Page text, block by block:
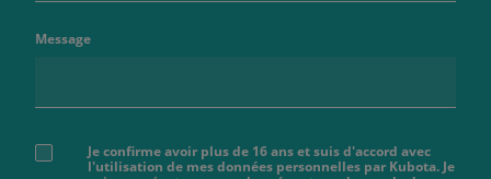
Message
Je confirme avoir plus de 16 ans et suis d'accord avec
l'utilisation de mes données personnelles par Kubota. Je